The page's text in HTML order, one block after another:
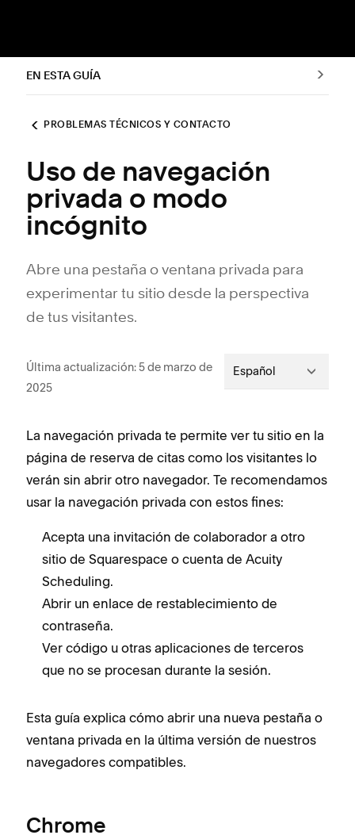
EN ESTA GUÍA
PROBLEMAS TÉCNICOS Y CONTACTO
Uso de navegación
privada o modo
incógnito
Abre una pestaña o ventana privada para
experimentar tu sitio desde la perspectiva
de tus visitantes.
Última actualización: 5 de marzo de
2025
Español
La navegación privada te permite ver tu sitio en la
página de reserva de citas como los visitantes lo
verán sin abrir otro navegador. Te recomendamos
usar la navegación privada con estos fines:
Acepta una invitación de colaborador a otro
sitio de Squarespace o cuenta de Acuity
Scheduling.
Abrir un enlace de restablecimiento de
contraseña.
Ver código u otras aplicaciones de terceros
que no se procesan durante la sesión.
Esta guía explica cómo abrir una nueva pestaña o
ventana privada en la última versión de nuestros
navegadores compatibles.
Chrome